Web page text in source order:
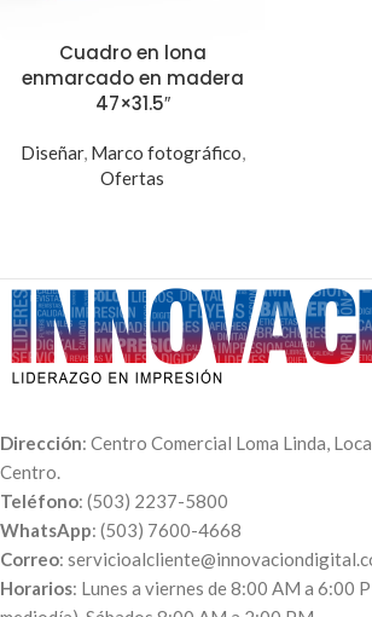
Cuadro en lona
enmarcado en madera
47×31.5″
Diseñar, Marco fotográfico,
Ofertas
Dirección: Centro Comercial Loma Linda,
Centro.
Teléfono: (503) 2237-5800
WhatsApp: (503) 7600-4668
Correo:
Horarios: Lunes a viernes de 8:00 AM a 6:00